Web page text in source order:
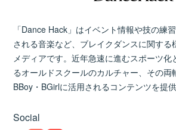
「Dance Hack」はイベント情報や技の練
される音楽など、ブレイクダンスに関する
メディアです。近年急速に進むスポーツ
るオールドスクールのカルチャー、その両
BBoy・BGirlに活用されるコンテンツを提供
Social